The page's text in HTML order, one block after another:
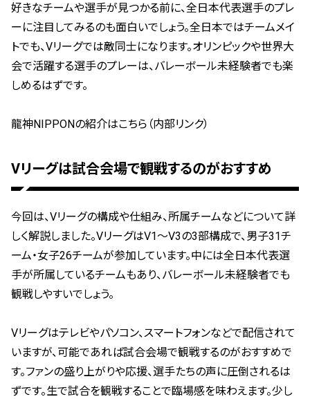
好きなチームや選手が見つかる前に、全日本代表選手のプレ
ーに注目してみるのも面白いでしょう。全日本ではチームメイ
トでも、Vリーグでは敵同士になります。オリンピックや世界大
会で活躍する選手のプレーは、バレーボール未経験者でも楽
しめるはずです。
龍神NIPPONの紹介はこちら（内部リンク）
Vリーグは試合会場で観戦するのがおすすめ
今回は、Vリーグの構成や仕組み、所属チームなどについて詳
しく解説しました。VリーグはV1〜V3の3部構成で、男子31チ
ーム・女子26チームが参加しています。中には全日本代表選
手が所属しているチームもあり、バレーボール未経験者でも
観戦しやすいでしょう。
Vリーグはテレビやパソコン、スマートフォンなどで配信されて
いますが、可能であれば試合会場で観戦するのがおすすめで
す。ファンの盛り上がりや応援、選手たちの声に圧倒されるは
ずです。生で試合を観戦することで臨場感を味わえます。少し